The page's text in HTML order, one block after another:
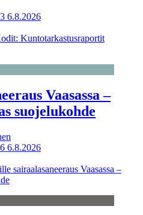
6.8.2026
Kuntotarkastusraportit
Vaasassa –
suojelukohde
6.8.2026
sairaalasaneeraus Vaasassa –